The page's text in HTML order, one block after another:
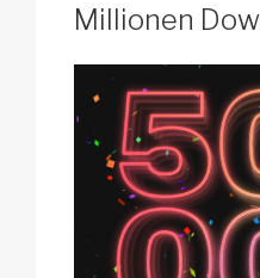
Millionen